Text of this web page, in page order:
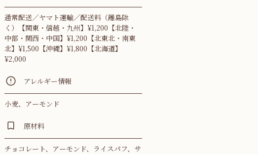
通常配送／ヤマト運輸／配送料（離島除
く）【関東・信越・九州】¥1,200【北陸・
中部・関西・中国】¥1,200【北東北・南東
北】¥1,500【沖縄】¥1,800【北海道】
¥2,000
アレルギー情報
小麦、アーモンド
原材料
チョコレート、アーモンド、ライスパフ、サ